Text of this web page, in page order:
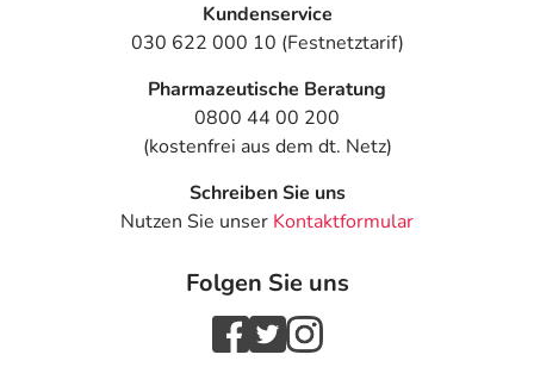
Adresse des Anbieters/Herstellers
PIERRE FABRE DERMO KOSMETIK GmbH
79108 Freiburg
elektronische Adresse: adv_de@pierre-fabre.com
Angaben gem. EU-Produktsicherheitsverordnung (GPSR)
Kundenservice
030 622 000 10 (Festnetztarif)
Pharmazeutische Beratung
0800 44 00 200
(kostenfrei aus dem dt. Netz)
Schreiben Sie uns
Nutzen Sie unser Kontaktformular
Folgen Sie uns